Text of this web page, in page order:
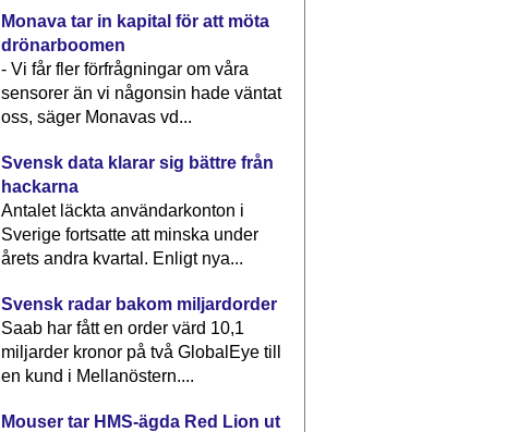
Monava tar in kapital för att möta
drönarboomen
- Vi får fler förfrågningar om våra
sensorer än vi någonsin hade väntat
oss, säger Monavas vd...
Svensk data klarar sig bättre från
hackarna
Antalet läckta användarkonton i
Sverige fortsatte att minska under
årets andra kvartal. Enligt nya...
Svensk radar bakom miljardorder
Saab har fått en order värd 10,1
miljarder kronor på två GlobalEye till
en kund i Mellanöstern....
Mouser tar HMS-ägda Red Lion ut